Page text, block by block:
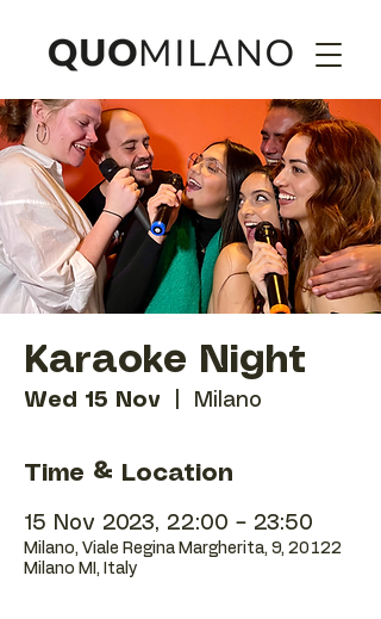
Karaoke Night
Wed 15 Nov Milano
Time & Location
15 Nov 2023, 22:00 – 23:50
Milano, Viale Regina Margherita, 9, 20122
Milano MI, Italy